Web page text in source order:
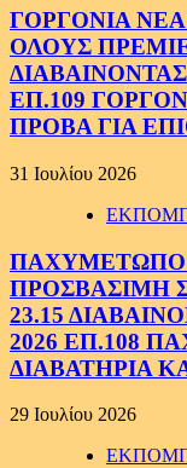
ΓΟΡΓΟΝΙΑ
ΟΛΟΥΣ
ΕΠ.109
ΠΡΟΒΑ ΓΙΑ
31 Ιουλίου 2026
ΠΡΟΣΒΑΣΙΜΗ
23.15
2026 ΕΠ.108
ΔΙΑΒΑΤΗΡΙΑ
29 Ιουλίου 2026